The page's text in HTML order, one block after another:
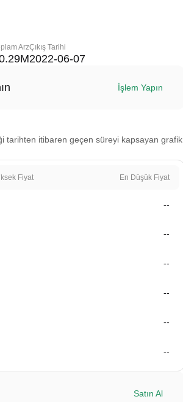
ArzÇıkış Tarihi
2022-06-07
İşlem Yapın
tarihten itibaren geçen süreyi kapsayan grafik
Fiyat En Düşük Fiyat
--
--
--
--
--
--
Satın Al